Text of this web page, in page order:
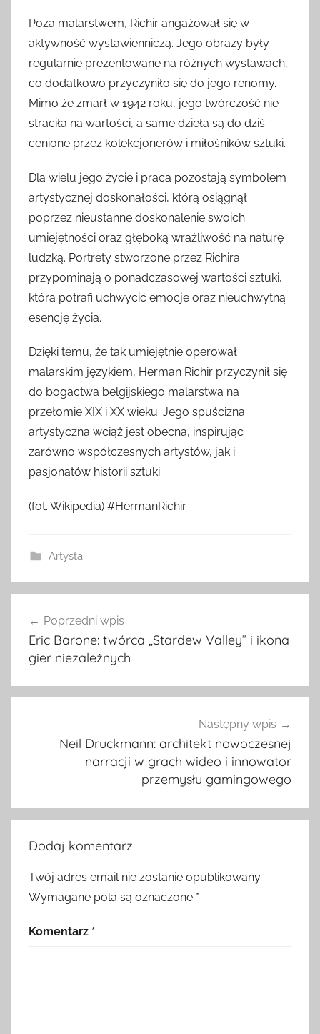
Poza malarstwem, Richir angażował się w
aktywność wystawienniczą. Jego obrazy były
regularnie prezentowane na różnych wystawach,
co dodatkowo przyczyniło się do jego renomy.
Mimo że zmarł w 1942 roku, jego twórczość nie
straciła na wartości, a same dzieła są do dziś
cenione przez kolekcjonerów i miłośników sztuki.
Dla wielu jego życie i praca pozostają symbolem
artystycznej doskonałości, którą osiągnął
poprzez nieustanne doskonalenie swoich
umiejętności oraz głęboką wrażliwość na naturę
ludzką. Portrety stworzone przez Richira
przypominają o ponadczasowej wartości sztuki,
która potrafi uchwycić emocje oraz nieuchwytną
esencję życia.
Dzięki temu, że tak umiejętnie operował
malarskim językiem, Herman Richir przyczynił się
do bogactwa belgijskiego malarstwa na
przełomie XIX i XX wieku. Jego spuścizna
artystyczna wciąż jest obecna, inspirując
zarówno współczesnych artystów, jak i
pasjonatów historii sztuki.
(fot. Wikipedia) #HermanRichir
Artysta
wpisu
Poprzedni wpis
Eric Barone: twórca „Stardew Valley” i ikona
gier niezależnych
Następny wpis
Neil Druckmann: architekt nowoczesnej
narracji w grach wideo i innowator
przemysłu gamingowego
Dodaj komentarz
Twój adres email nie zostanie opublikowany.
Wymagane pola są oznaczone *
Komentarz *